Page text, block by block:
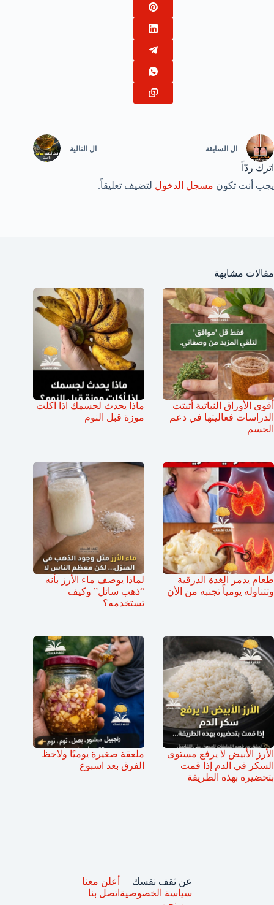
ال السابقة ال التالية
اترك ردّاً
يجب أنت تكون مسجل الدخول لتضيف تعليقاً.
مقالات مشابهة
أقوى الأوراق النباتية أثبتت
الدراسات فعاليتها في دعم
الجسم
ماذا يحدث لجسمك اذا اكلت
موزة قبل النوم
طعام يدمر الغدة الدرقية
وتتناوله يومياً تجنبه من الأن
لماذا يوصف ماء الأرز بأنه
“ذهب سائل” وكيف
تستخدمه؟
الأرز الأبيض لا يرفع مستوى
السكر في الدم إذا قمت
بتحضيره بهذه الطريقة
ملعقة صغيرة يوميًا ولاحظ
الفرق بعد اسبوع
عن ثقف نفسك
سياسة الخصوصية
أعلن معنا
اتصل بنا